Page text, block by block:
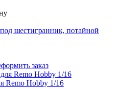
шестигранник, потайной
заказ
Remo Hobby 1/16